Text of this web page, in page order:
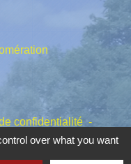
confidentialité -
Gestion des cookies
over what you want